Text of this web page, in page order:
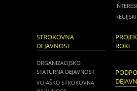
STROKOVNA
DEJAVNOST
ORGANIZACIJSKO
STATURNA DEJAVNOST
VOJAŠKO STROKOVNA
ROKI